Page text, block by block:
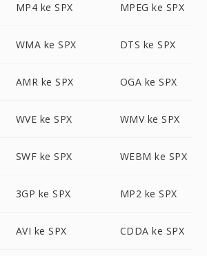
MP4 ke SPX MPEG ke SPX
WMA ke SPX DTS ke SPX
AMR ke SPX OGA ke SPX
WVE ke SPX WMV ke SPX
SWF ke SPX WEBM ke SPX
3GP ke SPX MP2 ke SPX
AVI ke SPX CDDA ke SPX